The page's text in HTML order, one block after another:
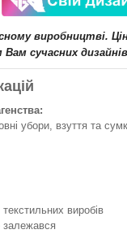
виробництві.
сучасних
убори, взуття та
виробів